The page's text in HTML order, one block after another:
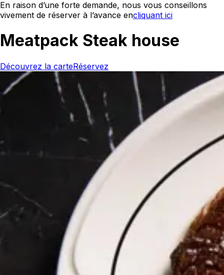
En raison d’une forte demande, nous vous conseillons
vivement de réserver à l’avance encliquant ici
Meatpack Steak house
Découvrez la carteRéservez